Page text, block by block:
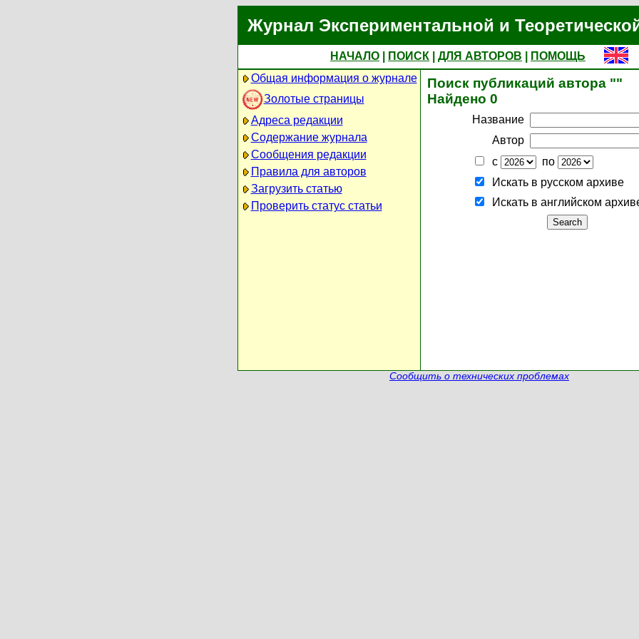
Журнал Экспериментальной и
НАЧАЛО ПОИСК ДЛЯ АВТОРОВ
ПОМОЩЬ
Общая информация о журнале
Золотые страницы
Адреса редакции
Содержание журнала
Сообщения редакции
Правила для авторов
Загрузить статью
Проверить статус статьи
Поиск публикаций автора ""
Найдено 0
Название
Автор
с
по
Искать в русском архиве
Искать в английском
Сообщить о технических проблемах